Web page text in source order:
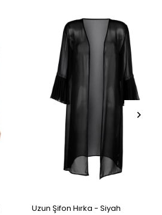
Uzun Şifon Hırka - Siyah